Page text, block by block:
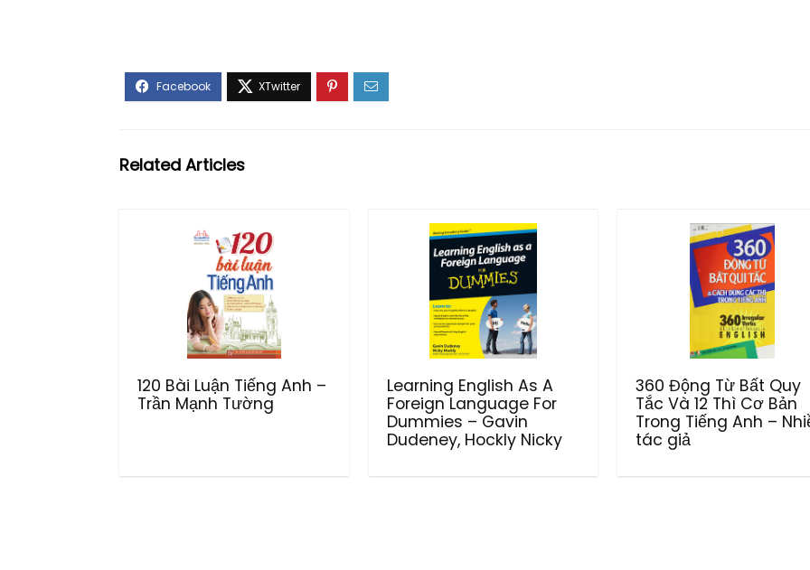
Related Articles
120 Bài Luận Tiếng Anh –
Trần Mạnh Tường
Learning English As A
Foreign Language For
Dummies – Gavin
Dudeney, Hockly Nicky
360 Động Từ Bất Quy
Tắc Và 12 Thì Cơ Bản
Trong Tiếng Anh –
tác giả